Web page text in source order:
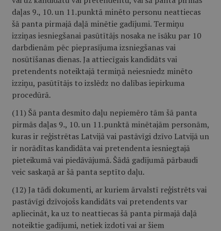
daļas 9., 10. un 11.punktā minēto personu neattiecas
šā panta pirmajā daļā minētie gadījumi. Termiņu
izziņas iesniegšanai pasūtītājs nosaka ne īsāku par 10
darbdienām pēc pieprasījuma izsniegšanas vai
nosūtīšanas dienas. Ja attiecīgais kandidāts vai
pretendents noteiktajā termiņā neiesniedz minēto
izziņu, pasūtītājs to izslēdz no dalības iepirkuma
procedūrā.
(11) Šā panta desmito daļu nepiemēro tām šā panta
pirmās daļas 9., 10. un 11.punktā minētajām personām,
kuras ir reģistrētas Latvijā vai pastāvīgi dzīvo Latvijā un
ir norādītas kandidāta vai pretendenta iesniegtajā
pieteikumā vai piedāvājumā. Šādā gadījumā pārbaudi
veic saskaņā ar šā panta septīto daļu.
(12) Ja tādi dokumenti, ar kuriem ārvalstī reģistrēts vai
pastāvīgi dzīvojošs kandidāts vai pretendents var
apliecināt, ka uz to neattiecas šā panta pirmajā daļā
noteiktie gadījumi, netiek izdoti vai ar šiem